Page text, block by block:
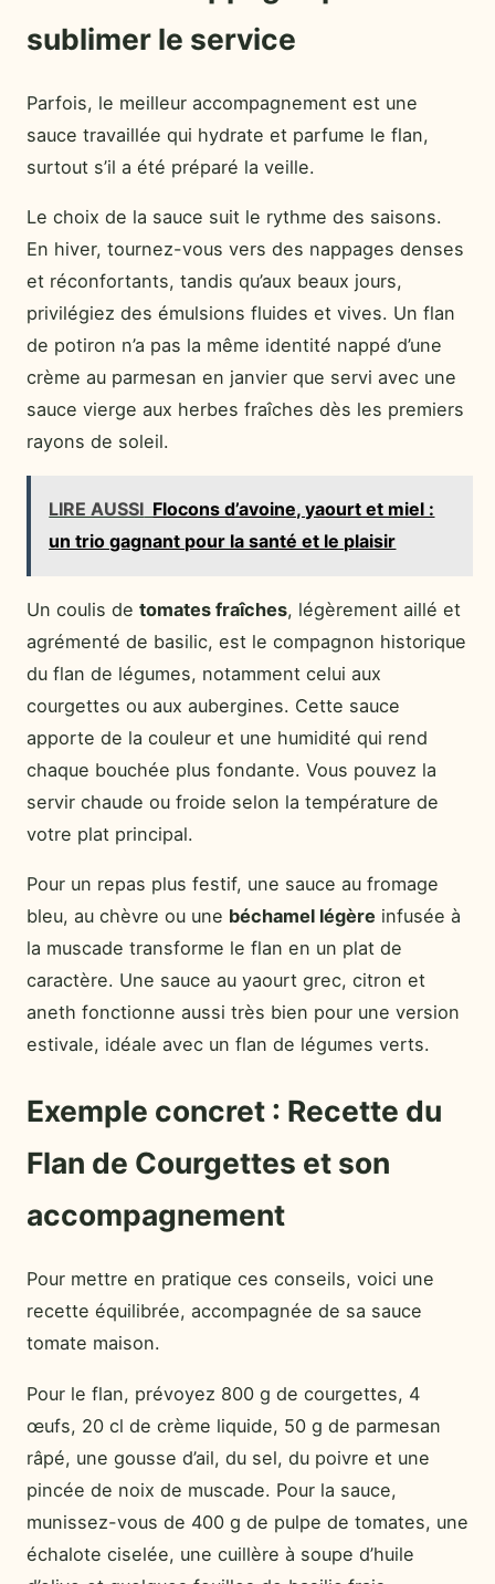
sublimer le service
Parfois, le meilleur accompagnement est une
sauce travaillée qui hydrate et parfume le flan,
surtout s’il a été préparé la veille.
Le choix de la sauce suit le rythme des saisons.
En hiver, tournez-vous vers des nappages denses
et réconfortants, tandis qu’aux beaux jours,
privilégiez des émulsions fluides et vives. Un flan
de potiron n’a pas la même identité nappé d’une
crème au parmesan en janvier que servi avec une
sauce vierge aux herbes fraîches dès les premiers
rayons de soleil.
LIRE AUSSI Flocons d’avoine, yaourt et miel :
un trio gagnant pour la santé et le plaisir
Un coulis de tomates fraîches, légèrement aillé et
agrémenté de basilic, est le compagnon historique
du flan de légumes, notamment celui aux
courgettes ou aux aubergines. Cette sauce
apporte de la couleur et une humidité qui rend
chaque bouchée plus fondante. Vous pouvez la
servir chaude ou froide selon la température de
votre plat principal.
Pour un repas plus festif, une sauce au fromage
bleu, au chèvre ou une béchamel légère infusée à
la muscade transforme le flan en un plat de
caractère. Une sauce au yaourt grec, citron et
aneth fonctionne aussi très bien pour une version
estivale, idéale avec un flan de légumes verts.
Exemple concret : Recette du
Flan de Courgettes et son
accompagnement
Pour mettre en pratique ces conseils, voici une
recette équilibrée, accompagnée de sa sauce
tomate maison.
Pour le flan, prévoyez 800 g de courgettes, 4
œufs, 20 cl de crème liquide, 50 g de parmesan
râpé, une gousse d’ail, du sel, du poivre et une
pincée de noix de muscade. Pour la sauce,
munissez-vous de 400 g de pulpe de tomates, une
échalote ciselée, une cuillère à soupe d’huile